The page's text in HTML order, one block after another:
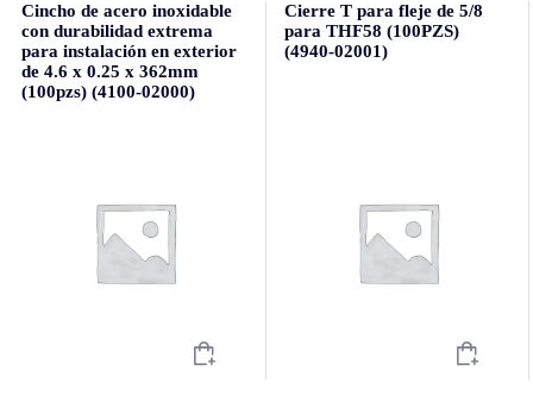
Cincho de acero inoxidable
con durabilidad extrema
para instalación en exterior
de 4.6 x 0.25 x 362mm
(100pzs) (4100-02000)
Cierre T para fleje de 5/8
para THF58 (100PZS)
(4940-02001)